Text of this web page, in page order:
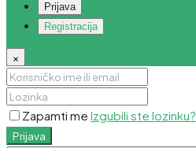
Prijava
Registracija
×
Zapamti me Izgubili ste lozinku?
Prijava